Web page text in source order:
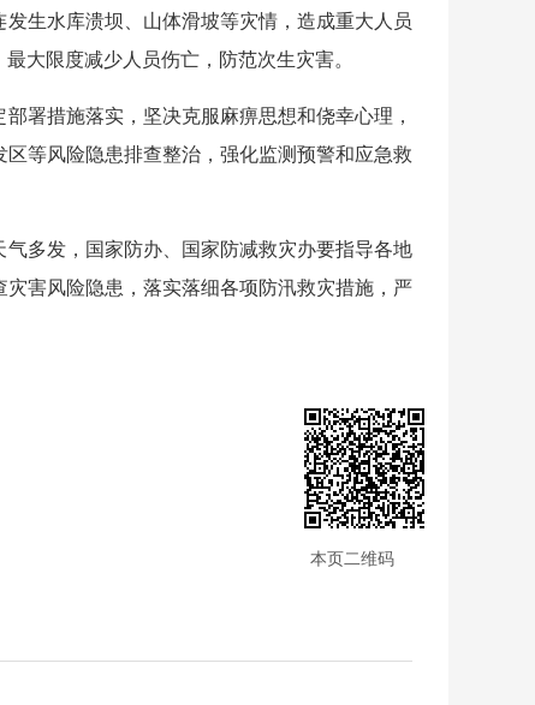
生水库溃坝、山体滑坡等灾情，造成重大人员
大限度减少人员伤亡，防范次生灾害。
署措施落实，坚决克服麻痹思想和侥幸心理，
等风险隐患排查整治，强化监测预警和应急救
多发，国家防办、国家防减救灾办要指导各地
害风险隐患，落实落细各项防汛救灾措施，严
本页二维码